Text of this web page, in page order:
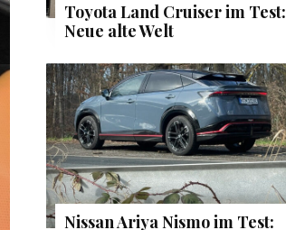
Toyota Land Cruiser im Test:
Neue alte Welt
Nissan Ariya Nismo im Test: